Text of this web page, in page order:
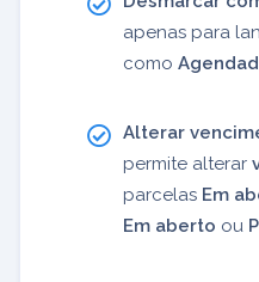
apenas para
como
Alterar
permite alterar
parcelas Em
Em aberto ou